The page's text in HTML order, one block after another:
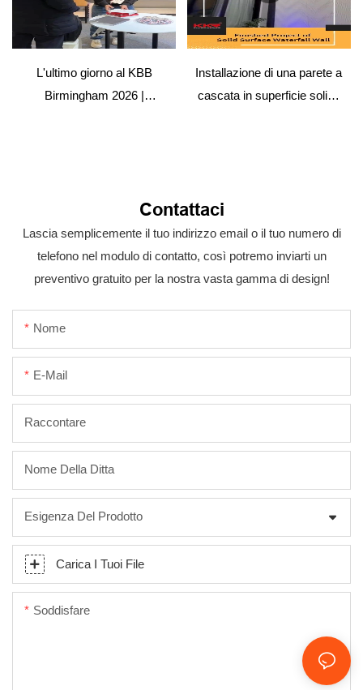
L'ultimo giorno al KBB
Birmingham 2026 |
Installazione di una parete a
cascata in superficie solida
Contattaci
Lascia semplicemente il tuo indirizzo email o il tuo numero di
telefono nel modulo di contatto, così potremo inviarti un
preventivo gratuito per la nostra vasta gamma di design!
Nome
E-Mail
Raccontare
Nome Della Ditta
Esigenza Del Prodotto
Carica I Tuoi File
Soddisfare